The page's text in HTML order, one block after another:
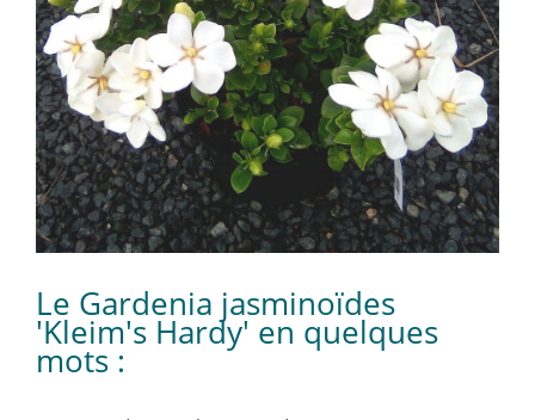
Le Gardenia jasminoïdes
'Kleim's Hardy' en quelques
mots :